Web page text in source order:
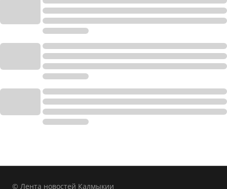
© Лента новостей Калмыкии